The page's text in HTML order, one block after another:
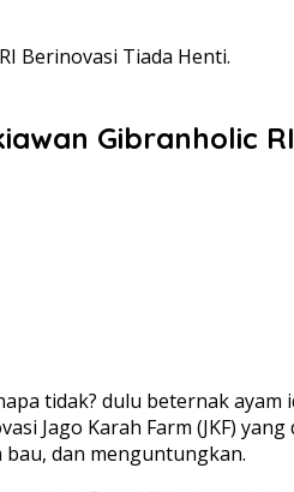
Berinovasi Tiada Henti.
Gibranholic
tidak? dulu beternak ayam
Jago Karah Farm (JKF)
dan menguntungkan.